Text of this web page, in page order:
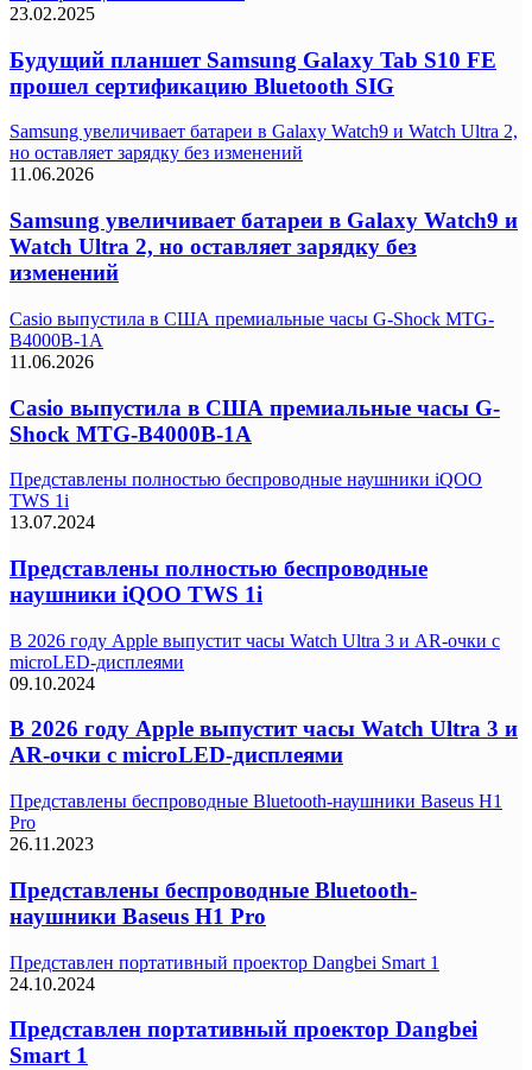
23.02.2025
Будущий планшет Samsung Galaxy Tab S10 FE
прошел сертификацию Bluetooth SIG
Samsung увеличивает батареи в Galaxy Watch9 и Watch Ultra 2,
но оставляет зарядку без изменений
11.06.2026
Samsung увеличивает батареи в Galaxy Watch9 и
Watch Ultra 2, но оставляет зарядку без
изменений
Casio выпустила в США премиальные часы G-Shock MTG-
B4000B-1A
11.06.2026
Casio выпустила в США премиальные часы G-
Shock MTG-B4000B-1A
Представлены полностью беспроводные наушники iQOO
TWS 1i
13.07.2024
Представлены полностью беспроводные
наушники iQOO TWS 1i
В 2026 году Apple выпустит часы Watch Ultra 3 и AR-очки с
microLED-дисплеями
09.10.2024
В 2026 году Apple выпустит часы Watch Ultra 3 и
AR-очки с microLED-дисплеями
Представлены беспроводные Bluetooth-наушники Baseus H1
Pro
26.11.2023
Представлены беспроводные Bluetooth-
наушники Baseus H1 Pro
Представлен портативный проектор Dangbei Smart 1
24.10.2024
Представлен портативный проектор Dangbei
Smart 1